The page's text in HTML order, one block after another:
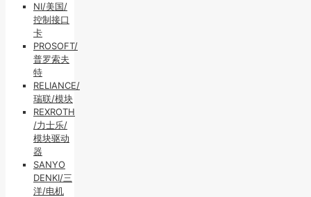
NI/美国/
控制接口
卡
PROSOFT/
普罗索夫
特
RELIANCE/
瑞联/模块
REXROTH
/力士乐/
模块驱动
器
SANYO
DENKI/三
洋/电机